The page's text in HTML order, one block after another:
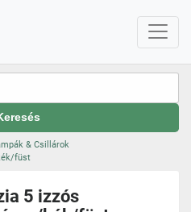
& Csillárok
füst
5 izzós